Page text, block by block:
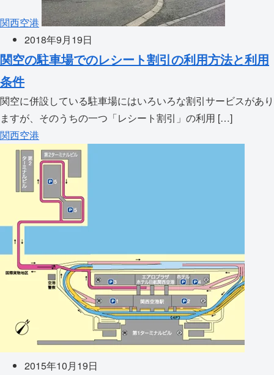
関西空港
2018年9月19日
関空の駐車場でのレシート割引の利用方法と利用
条件
関空に併設している駐車場にはいろいろな割引サービスがあり
ますが、そのうちの一つ「レシート割引」の利用 […]
関西空港
2015年10月19日